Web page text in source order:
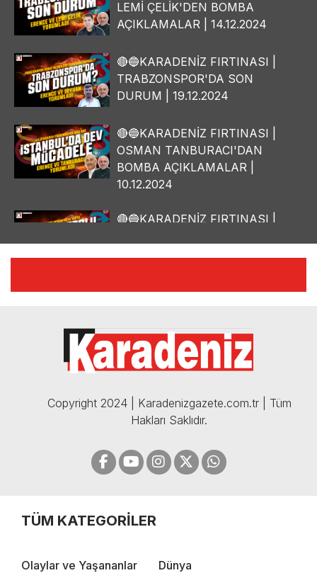
LEMİ ÇELİK'DEN BOMBA
AÇIKLAMALAR | 14.12.2024
🔴🔵KARADENİZ FIRTINASI |
TRABZONSPOR'DA SON
DURUM | 19.12.2024
🔴🔵KARADENİZ FIRTINASI |
OSMAN TANBURACI'DAN
BOMBA AÇIKLAMALAR |
10.12.2024
🔴🔵KARADENİZ FIRTINASI |
🔴🔵KARADENİZ FIRTINASI |
05.12.2024
Copyright 2024 | Karadenizgazete.com.tr | Tüm
Hakları Saklıdır.
TÜM KATEGORİLER
Olaylar ve Yaşananlar Dünya